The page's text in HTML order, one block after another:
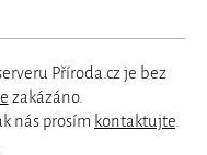
Příroda.cz je bez
zakázáno.
nás prosím kontaktujte.